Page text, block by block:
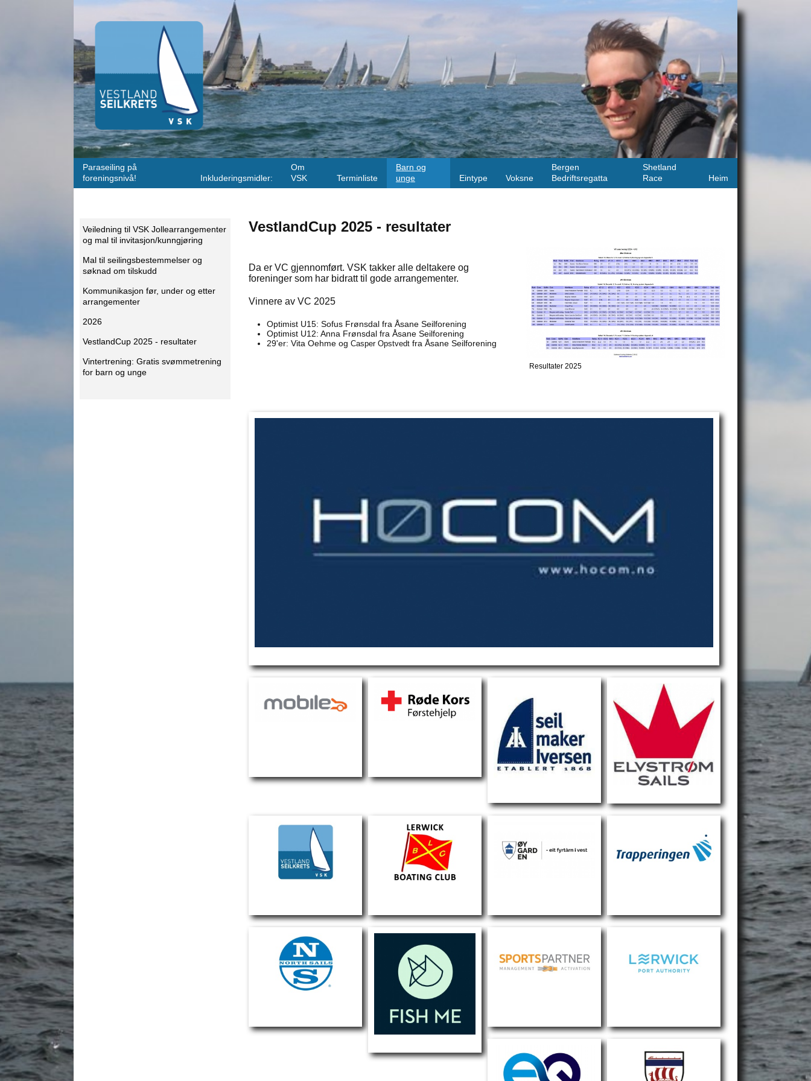
Paraseiling på
foreningsnivå!
Inkluderingsmidler:
Om
VSK
Terminliste
Barn og
unge
Eintype Voksne
Bergen
Bedriftsregatta
Shetland
Race
Heim
Veiledning til VSK Jollearrangementer
og mal til invitasjon/kunngjøring
Mal til seilingsbestemmelser og
søknad om tilskudd
Kommunikasjon før, under og etter
arrangementer
2026
VestlandCup 2025 - resultater
Vintertrening: Gratis svømmetrening
for barn og unge
VestlandCup 2025 - resultater
Resultater 2025
Da er VC gjennomført. VSK takker alle deltakere og
foreninger som har bidratt til gode arrangementer.
Vinnere av VC 2025
Optimist U15: Sofus Frønsdal fra Åsane Seilforening
Optimist U12: Anna Frønsdal fra Åsane Seilforening
29'er: Vita Oehme og Casper Opstvedt fra Åsane Seilforening